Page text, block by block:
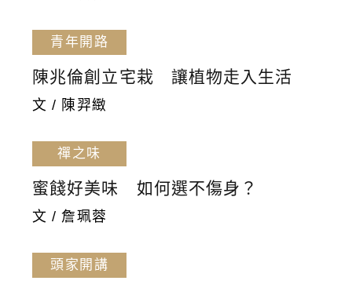
青年開路
陳兆倫創立宅栽 讓植物走入生活
文 / 陳羿緻
禪之味
蜜餞好美味 如何選不傷身？
文 / 詹珮蓉
頭家開講